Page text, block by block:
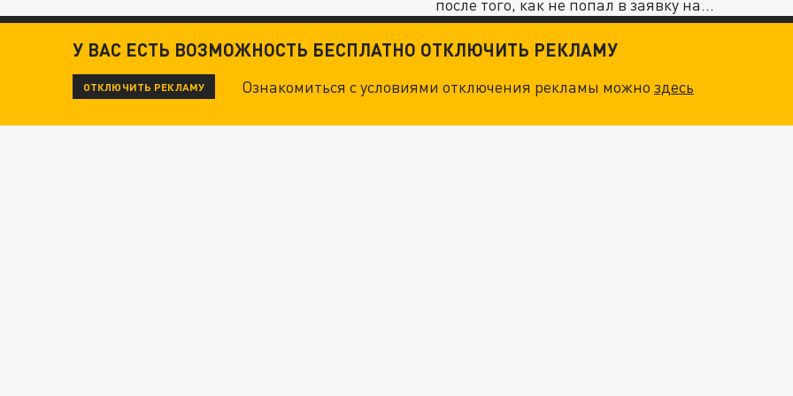
после того, как не попал в заявку на...
У ВАС ЕСТЬ ВОЗМОЖНОСТЬ БЕСПЛАТНО ОТКЛЮЧИТЬ РЕКЛАМУ
ОТКЛЮЧИТЬ РЕКЛАМУ Ознакомиться с условиями отключения рекламы можноздесь